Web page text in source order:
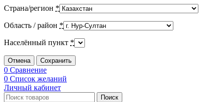
Страна/регион *
Область / район *
Населённый пункт *
Отмена Сохранить
0 Сравнение
0 Список желаний
Личный кабинет
Поиск